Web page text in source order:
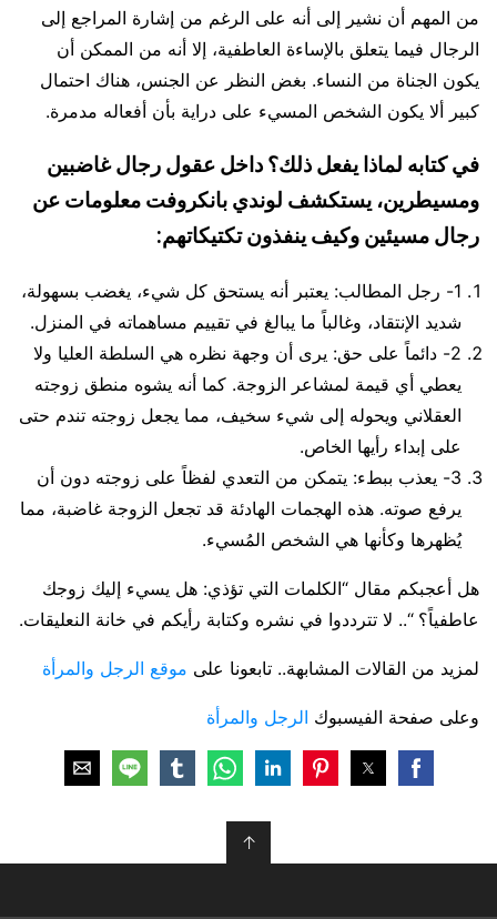
من المهم أن نشير إلى أنه على الرغم من إشارة المراجع إلى
الرجال فيما يتعلق بالإساءة العاطفية، إلا أنه من الممكن أن
يكون الجناة من النساء. بغض النظر عن الجنس، هناك احتمال
كبير ألا يكون الشخص المسيء على دراية بأن أفعاله مدمرة.
في كتابه لماذا يفعل ذلك؟ داخل عقول رجال غاضبين
ومسيطرين، يستكشف لوندي بانكروفت معلومات عن
رجال مسيئين وكيف ينفذون تكتيكاتهم:
1- رجل المطالب: يعتبر أنه يستحق كل شيء، يغضب بسهولة،
شديد الإنتقاد، وغالباً ما يبالغ في تقييم مساهماته في المنزل.
2- دائماً على حق: يرى أن وجهة نظره هي السلطة العليا ولا
يعطي أي قيمة لمشاعر الزوجة. كما أنه يشوه منطق زوجته
العقلاني ويحوله إلى شيء سخيف، مما يجعل زوجته تندم حتى
على إبداء رأيها الخاص.
3- يعذب ببطء: يتمكن من التعدي لفظاً على زوجته دون أن
يرفع صوته. هذه الهجمات الهادئة قد تجعل الزوجة غاضبة، مما
يُظهرها وكأنها هي الشخص المُسيء.
هل أعجبكم مقال “الكلمات التي تؤذي: هل يسيء إليك زوجك
عاطفياً؟ “.. لا تترددوا في نشره وكتابة رأيكم في خانة النعليقات.
لمزيد من القالات المشابهة.. تابعونا على موقع الرجل والمرأة
وعلى صفحة الفيسبوك الرجل والمرأة
↑